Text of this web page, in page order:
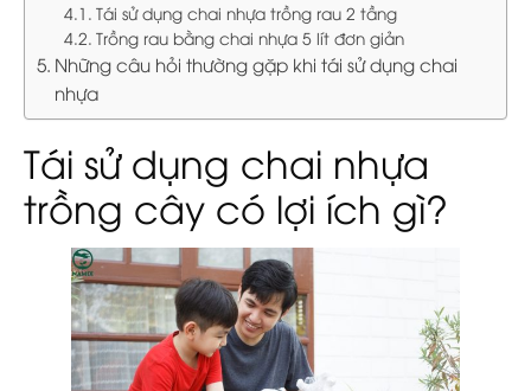
Tái sử dụng chai nhựa trồng rau 2 tầng
Trồng rau bằng chai nhựa 5 lít đơn giản
Những câu hỏi thường gặp khi tái sử dụng chai
nhựa
Tái sử dụng chai nhựa
trồng cây có lợi ích gì?